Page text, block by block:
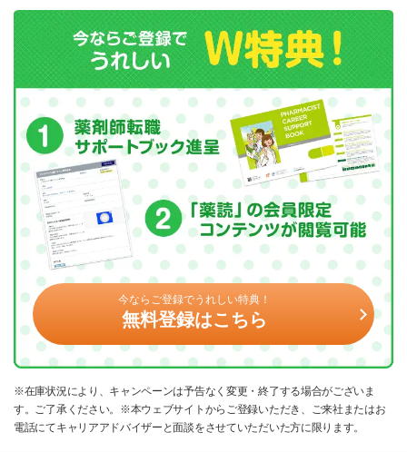
今ならご登録でうれしい特典！
無料登録はこちら
※在庫状況により、キャンペーンは予告なく変更・終了する場合がございま
す。ご了承ください。※本ウェブサイトからご登録いただき、ご来社またはお
電話にてキャリアアドバイザーと面談をさせていただいた方に限ります。